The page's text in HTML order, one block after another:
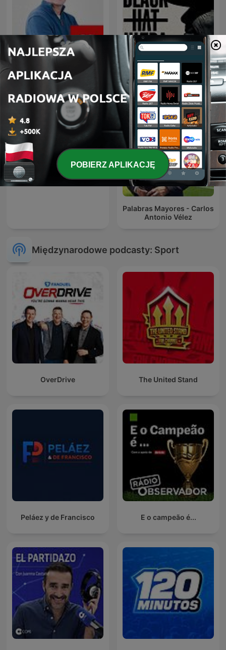
El VBar Black Hat Ultra
Sporting Limerick
Palabras Mayores - Carlos
Antonio Vélez
Międzynarodowe podcasty: Sport
OverDrive The United Stand
Peláez y de Francisco E o campeão é...
POBIERZ APLIKACJĘ